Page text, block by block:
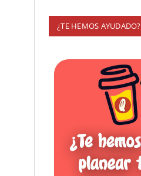
¿TE HEMOS AYUDADO?